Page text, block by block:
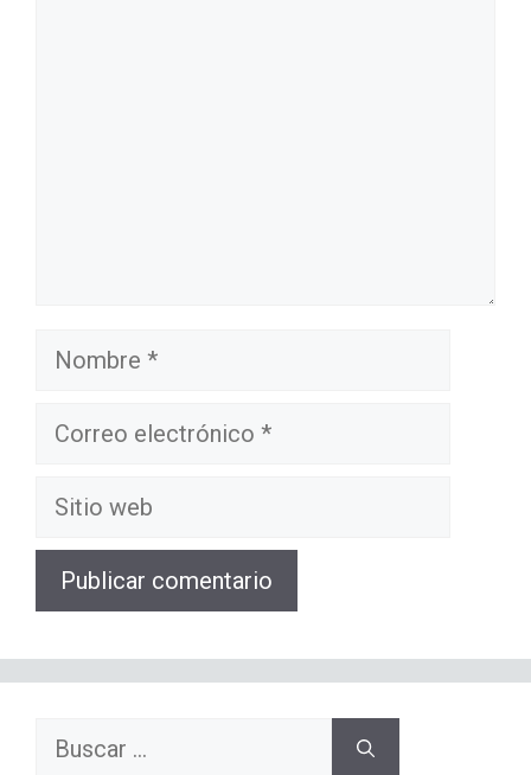
Nombre
Correo
Sitio
Buscar: